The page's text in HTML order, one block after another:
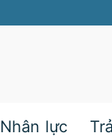
Nhân lực